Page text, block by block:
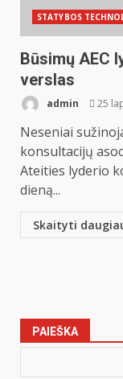
STATYBOS
Būsimų AEC
verslas
admin 25
Neseniai
konsultacijų
Ateities lyderio
dieną...
Skaityti
PAIEŠKA